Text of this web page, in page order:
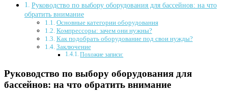
Руководство по выбору оборудования для бассейнов: на что
обратить внимание
Основные категории оборудования
Компрессоры: зачем они нужны?
Как подобрать оборудование под свои нужды?
Заключение
Похожие записи:
Руководство по выбору оборудования для
бассейнов: на что обратить внимание